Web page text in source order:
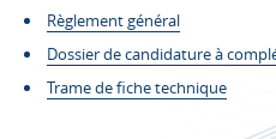
Règlement général
Dossier de candidature à
Trame de fiche technique